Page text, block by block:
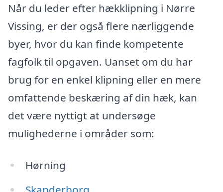
Når du leder efter hækklipning i Nørre
Vissing, er der også flere nærliggende
byer, hvor du kan finde kompetente
fagfolk til opgaven. Uanset om du har
brug for en enkel klipning eller en mere
omfattende beskæring af din hæk, kan
det være nyttigt at undersøge
mulighederne i områder som:
Hørning